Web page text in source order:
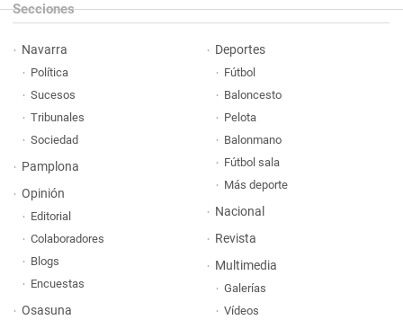
Secciones
Navarra
Política
Sucesos
Tribunales
Sociedad
Pamplona
Opinión
Editorial
Colaboradores
Blogs
Encuestas
Osasuna
Deportes
Fútbol
Baloncesto
Pelota
Balonmano
Fútbol sala
Más deporte
Nacional
Revista
Multimedia
Galerías
Vídeos